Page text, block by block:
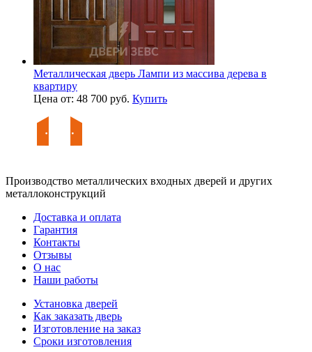
Металлическая дверь Лампи из массива дерева в
квартиру
Цена от: 48 700 руб. Купить
Производство металлических входных дверей и других
металлоконструкций
Доставка и оплата
Гарантия
Контакты
Отзывы
О нас
Наши работы
Установка дверей
Как заказать дверь
Изготовление на заказ
Сроки изготовления